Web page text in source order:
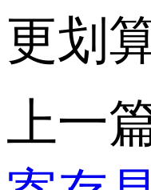
更划算
上一